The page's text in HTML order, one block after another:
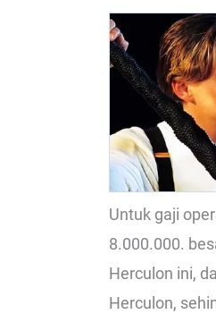
Untuk gaji
8.000.000.
Herculon ini,
Herculon,